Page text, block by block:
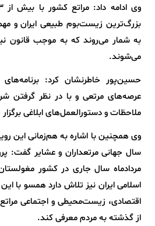
بزرگ‌ترین زیست‌بوم طبیعی ایران و
به شمار می‌روند که به موجب قانون
می‌شوند.
حسین‌پور خاطرنشان کرد:
عرصه‌های مرتعی و با در نظر گرفتن
ملاحظات و دستورالعمل‌های ابلاغی
وی همچنین با اشاره به هم‌زمانی این
سال جهانی مرتعداران و عشایر گفت:
مردادماه سال جاری در کشور
اسلامی ایران نیز تلاش دارد همسو با
اقتصادی، زیست‌محیطی و اجتماعی
از گذشته به مردم معرفی کند.